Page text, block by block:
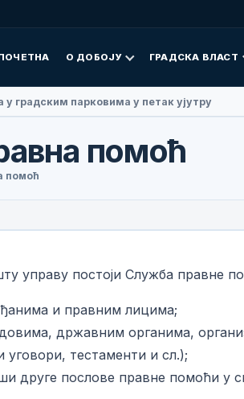
О ДОБОЈУ ГРАДСКА ВЛАСТ
Републике Кине у БиХ Ли Фан посјетила
помоћ
помоћ
управу постоји Служба правне
и правним лицима;
државним органима,
уговори, тестаменти и сл.);
друге послове правне помоћи у